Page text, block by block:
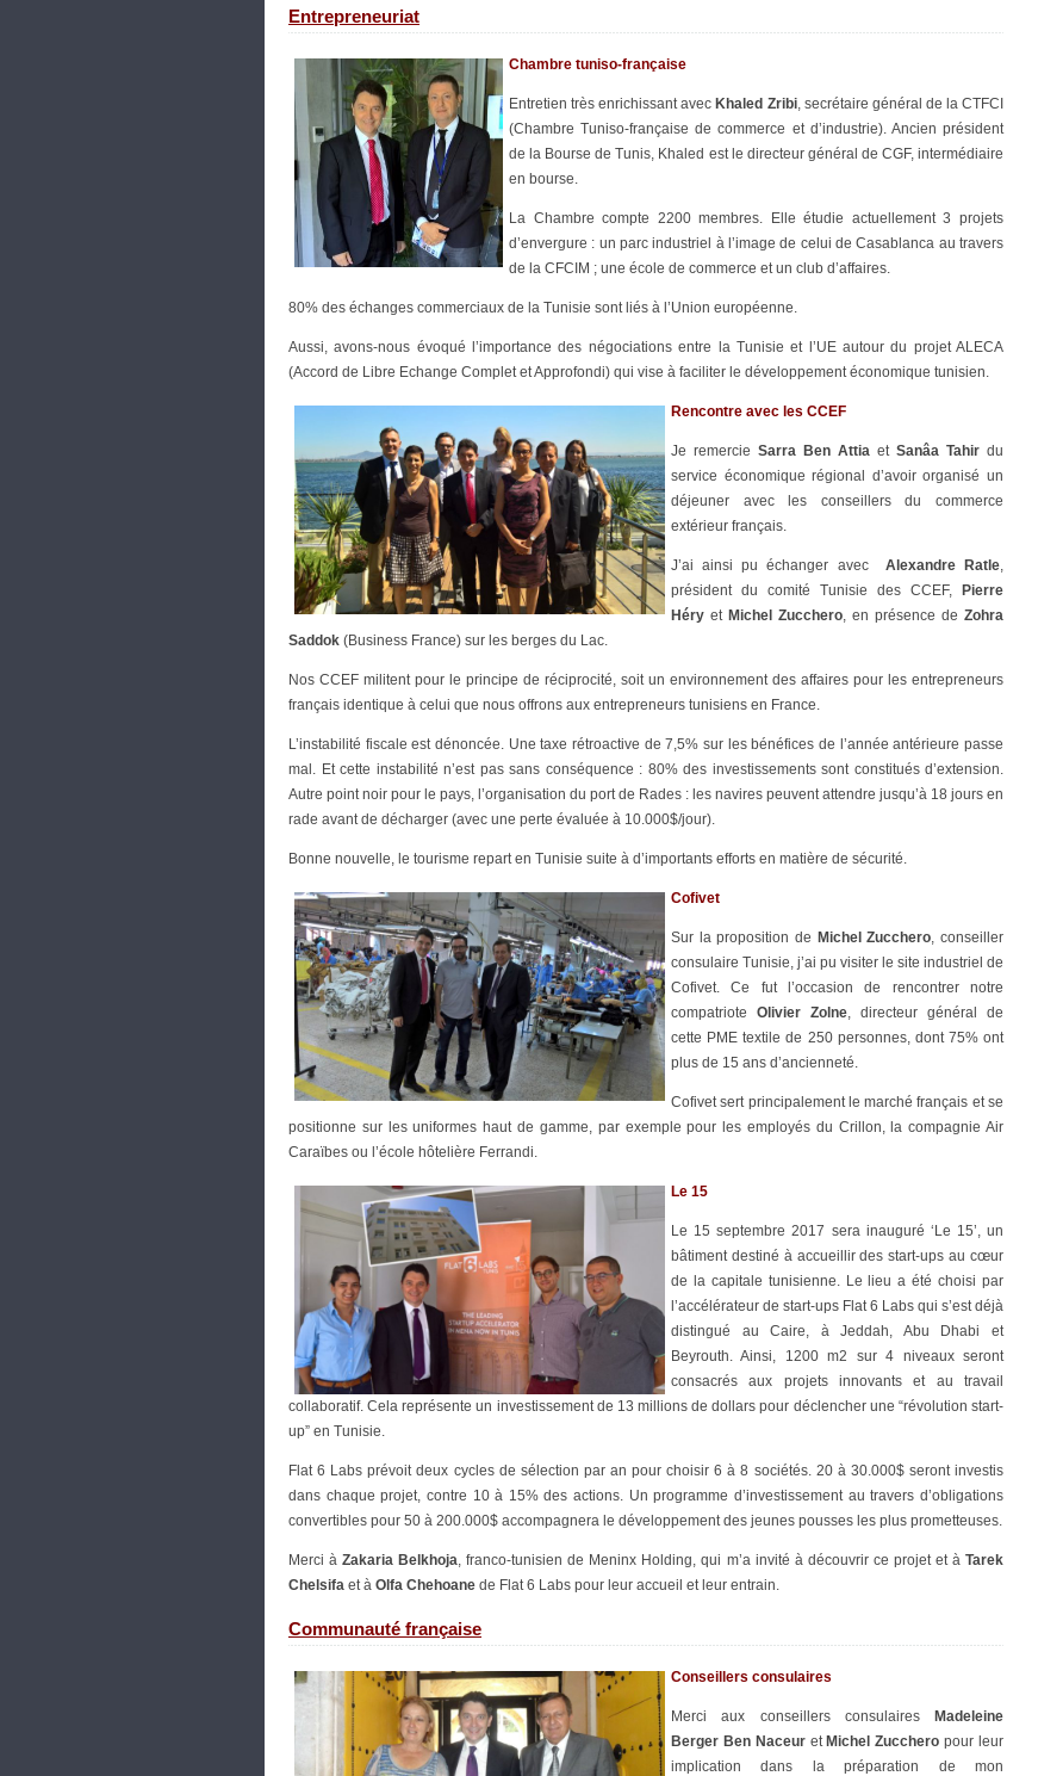
Entrepreneuriat
Chambre tuniso-française
Entretien très enrichissant avec Khaled Zribi, secrétaire général de la CTFCI
(Chambre Tuniso-française de commerce et d’industrie). Ancien président
de la Bourse de Tunis, Khaled est le directeur général de CGF, intermédiaire
en bourse.
La Chambre compte 2200 membres. Elle étudie actuellement 3 projets
d’envergure : un parc industriel à l’image de celui de Casablanca au travers
de la CFCIM ; une école de commerce et un club d’affaires.
80% des échanges commerciaux de la Tunisie sont liés à l’Union européenne.
Aussi, avons-nous évoqué l’importance des négociations entre la Tunisie et l’UE autour du projet ALECA
(Accord de Libre Echange Complet et Approfondi) qui vise à faciliter le développement économique tunisien.
Rencontre avec les CCEF
Je remercie Sarra Ben Attia et Sanâa Tahir du
service économique régional d’avoir organisé un
déjeuner avec les conseillers du commerce
extérieur français.
J’ai ainsi pu échanger avec Alexandre Ratle,
président du comité Tunisie des CCEF,
Pierre
Héry et Michel Zucchero, en présence de Zohra
Saddok (Business France) sur les berges du Lac.
Nos CCEF militent pour le principe de réciprocité, soit un environnement des affaires pour les entrepreneurs
français identique à celui que nous offrons aux entrepreneurs tunisiens en France.
L’instabilité fiscale est dénoncée. Une taxe rétroactive de 7,5% sur les bénéfices de l’année antérieure passe
mal. Et cette instabilité n’est pas sans conséquence : 80% des investissements sont constitués d’extension.
Autre point noir pour le pays, l’organisation du port de Rades : les navires peuvent attendre jusqu’à 18 jours en
rade avant de décharger (avec une perte évaluée à 10.000$/jour).
Bonne nouvelle, le tourisme repart en Tunisie suite à d’importants efforts en matière de sécurité.
Cofivet
Sur la proposition de Michel Zucchero, conseiller
consulaire Tunisie, j’ai pu visiter le site industriel de
Cofivet. Ce fut l’occasion de rencontrer notre
compatriote Olivier Zolne, directeur général de
cette PME textile de 250 personnes, dont 75% ont
plus de 15 ans d’ancienneté.
Cofivet sert principalement le marché français et se
positionne sur les uniformes haut de gamme, par exemple pour les employés du Crillon, la compagnie Air
Caraïbes ou l’école hôtelière Ferrandi.
Le 15
Le 15 septembre 2017 sera inauguré ‘Le 15’, un
bâtiment destiné à accueillir des start-ups au cœur
de la capitale tunisienne. Le lieu a été choisi par
l’accélérateur de start-ups Flat 6 Labs qui s’est déjà
distingué au Caire, à Jeddah, Abu Dhabi et
Beyrouth. Ainsi, 1200 m2 sur 4 niveaux seront
consacrés aux projets innovants et au travail
collaboratif. Cela représente un investissement de 13 millions de dollars pour déclencher une “révolution start-
up” en Tunisie.
Flat 6 Labs prévoit deux cycles de sélection par an pour choisir 6 à 8 sociétés. 20 à 30.000$ seront investis
dans chaque projet, contre 10 à 15% des actions. Un programme d’investissement au travers d’obligations
convertibles pour 50 à 200.000$ accompagnera le développement des jeunes pousses les plus prometteuses.
Merci àZakaria Belkhoja, franco-tunisien de Meninx Holding, qui m’a invité à découvrir ce projet et àTarek
Chelsifa et à Olfa Chehoane de Flat 6 Labs pour leur accueil et leur entrain.
Communauté française
Conseillers consulaires
Merci aux conseillers consulaires
Madeleine
Berger Ben Naceuret Michel Zucchero pour leur
implication dans la préparation de mon